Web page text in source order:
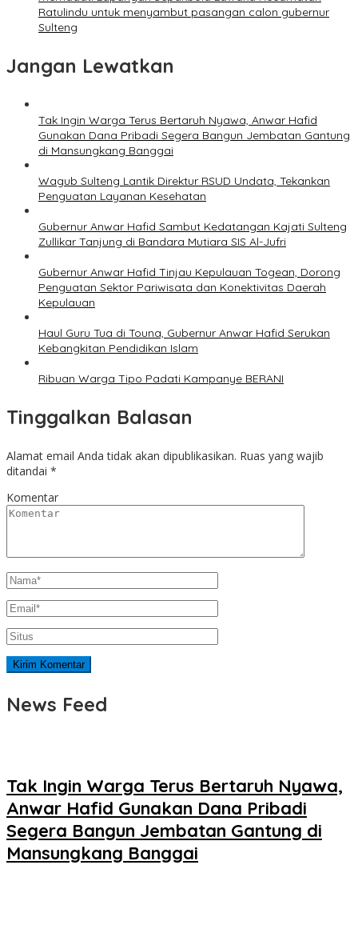
Ratulindu untuk menyambut pasangan calon gubernur
Sulteng
Jangan Lewatkan
Tak Ingin Warga Terus Bertaruh Nyawa, Anwar Hafid
Gunakan Dana Pribadi Segera Bangun Jembatan Gantung
di Mansungkang Banggai
Wagub Sulteng Lantik Direktur RSUD Undata, Tekankan
Penguatan Layanan Kesehatan
Gubernur Anwar Hafid Sambut Kedatangan Kajati Sulteng
Zullikar Tanjung di Bandara Mutiara SIS Al-Jufri
Gubernur Anwar Hafid Tinjau Kepulauan Togean, Dorong
Penguatan Sektor Pariwisata dan Konektivitas Daerah
Kepulauan
Haul Guru Tua di Touna, Gubernur Anwar Hafid Serukan
Kebangkitan Pendidikan Islam
Ribuan Warga Tipo Padati Kampanye BERANI
Tinggalkan Balasan
Alamat email Anda tidak akan dipublikasikan. Ruas yang wajib
ditandai *
Komentar
News Feed
Tak Ingin Warga Terus Bertaruh Nyawa,
Anwar Hafid Gunakan Dana Pribadi
Segera Bangun Jembatan Gantung di
Mansungkang Banggai